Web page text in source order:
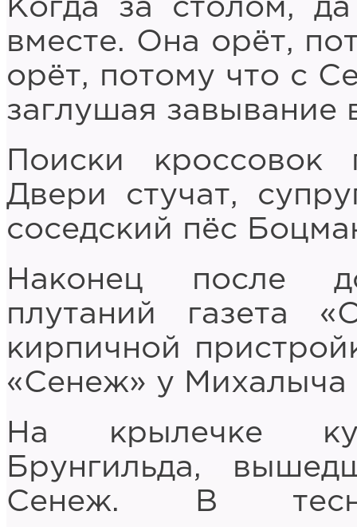
Когда за столом,
вместе. Она орёт,
орёт, потому что с
заглушая завывание
Поиски
Двери стучат,
соседский пёс
Наконец после
плутаний газета
кирпичной
«Сенеж» у Михалыча
На крылечке
Брунгильда,
Сенеж. В